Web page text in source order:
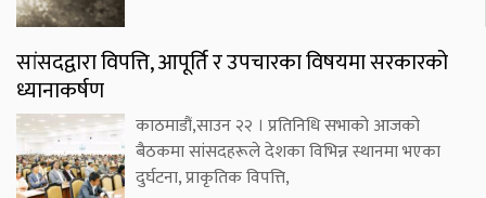
सांसदद्वारा विपत्ति, आपूर्ति र उपचारका विषयमा सरकारको
ध्यानाकर्षण
काठमाडौं,साउन २२ । प्रतिनिधि सभाको आजको
बैठकमा सांसदहरूले देशका विभिन्न स्थानमा भएका
दुर्घटना, प्राकृतिक विपत्ति,